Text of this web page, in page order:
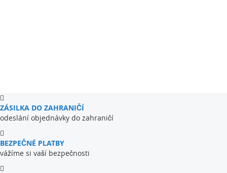
ZÁSILKA DO ZAHRANIČÍ
odeslání objednávky do zahraničí
BEZPEČNÉ PLATBY
vážíme si vaší bezpečnosti